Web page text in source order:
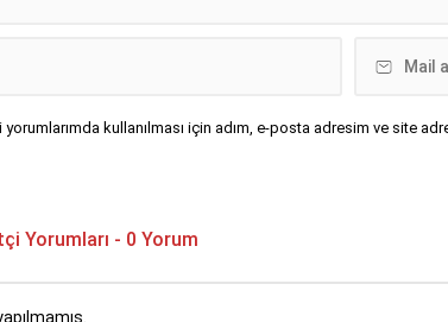
kullanılması için adım, e-posta adresim ve site
Yorumları - 0 Yorum